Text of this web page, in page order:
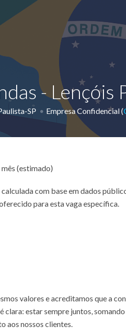
- Lençóis
SP Empresa Confidencial (
(estimado)
com base em dados
para esta vaga específica.
valores e acreditamos que a
clara: estar sempre juntos,
aos nossos clientes.